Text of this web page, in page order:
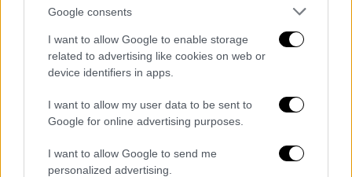
Google consents
I want to allow Google to enable storage
related to advertising like cookies on web or
device identifiers in apps.
I want to allow my user data to be sent to
Google for online advertising purposes.
I want to allow Google to send me
personalized advertising.
Στο φιλμ, που μοιάζει με το τέρας του
Φρανκεστάιν να συναντά την Μπόνι και τον
Κλάιντ,δεν αφήνει να αναπνεύσει η
παθιασμένη ιστορία.Φορτωμένη από
ακαθόριστες εμπνεύσεις, καταδιώξεις με
αυτοκίνητα, υπαρξιακό τρόμο, κορεσμένα
χρώματα, έντονο μακιγιάζ, κοστούμια εποχής
(έξοχα), ακόμη και με τραγούδια και